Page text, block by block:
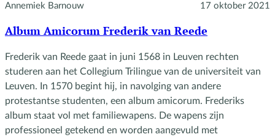
Annemiek Barnouw 17 oktober 2021
Album Amicorum Frederik van Reede
Frederik van Reede gaat in juni 1568 in Leuven rechten
studeren aan het Collegium Trilingue van de universiteit van
Leuven. In 1570 begint hij, in navolging van andere
protestantse studenten, een album amicorum. Frederiks
album staat vol met familiewapens. De wapens zijn
professioneel getekend en worden aangevuld met